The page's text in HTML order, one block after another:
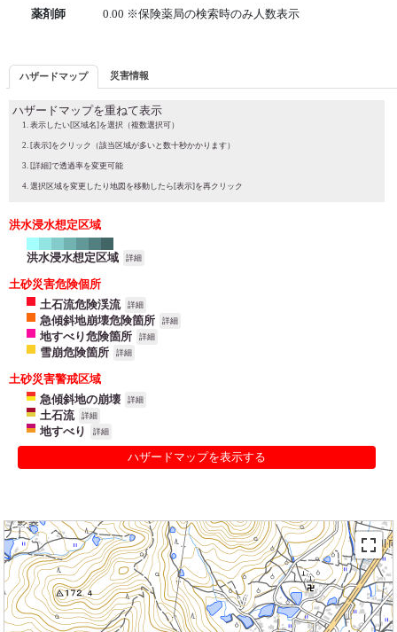
薬剤師 0.00 ※保険薬局の検索時のみ人数表示
ハザードマップ 災害情報
ハザードマップを重ねて表示
表示したい[区域名]を選択（複数選択可）
[表示]をクリック（該当区域が多いと数十秒かかります）
[詳細]で透過率を変更可能
選択区域を変更したり地図を移動したら[表示]を再クリック
洪水浸水想定区域
洪水浸水想定区域 詳細
土砂災害危険個所
土石流危険渓流
詳細
急傾斜地崩壊危険箇所 詳細
地すべり危険箇所 詳細
雪崩危険箇所 詳細
土砂災害警戒区域
急傾斜地の崩壊
詳細
土石流 詳細
地すべり 詳細
ハザードマップを表示する